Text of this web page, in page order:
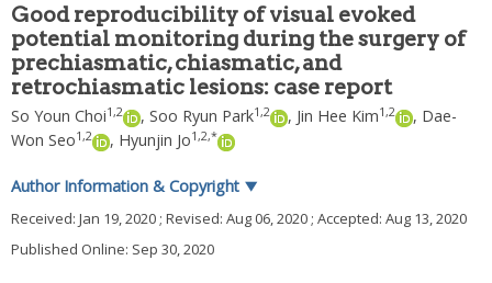
Good reproducibility of visual evoked
potential monitoring during the surgery of
prechiasmatic, chiasmatic, and
retrochiasmatic lesions: case report
So Youn Choi1,2 , Soo Ryun Park1,2 , Jin Hee Kim1,2 , Dae-
Won Seo1,2 , Hyunjin Jo1,2,*
Author Information & Copyright ▼
Received: Jan 19, 2020 ; Revised: Aug 06, 2020 ; Accepted: Aug 13, 2020
Published Online: Sep 30, 2020